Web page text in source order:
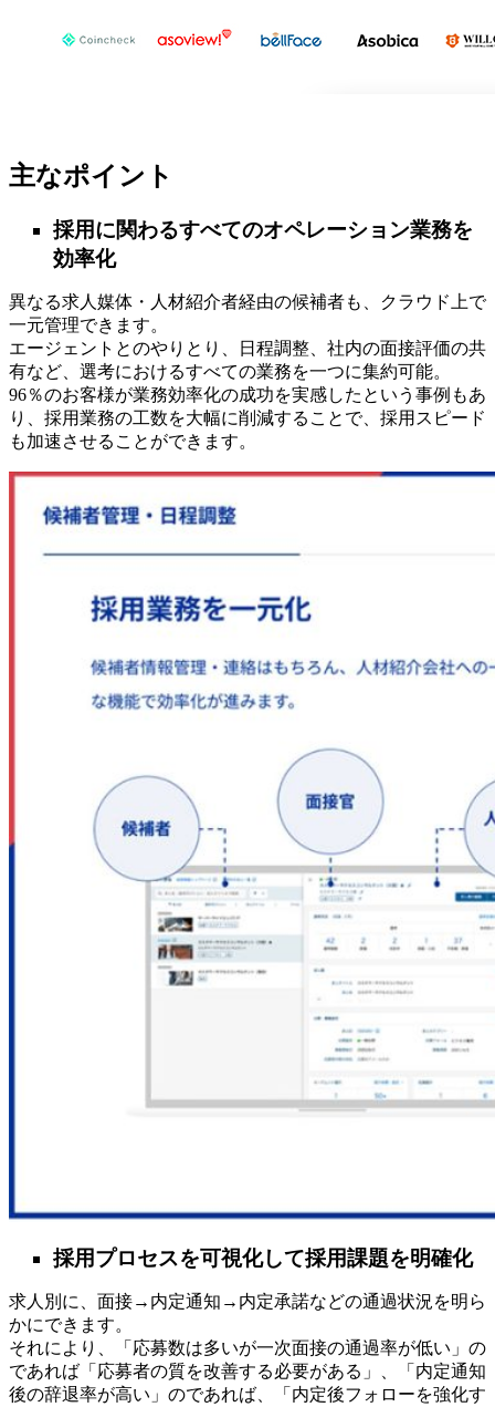
主なポイント
採用に関わるすべてのオペレーション業務を
効率化
異なる求人媒体・人材紹介者経由の候補者も、クラウド上で
一元管理できます。
エージェントとのやりとり、日程調整、社内の面接評価の共
有など、選考におけるすべての業務を一つに集約可能。
96％のお客様が業務効率化の成功を実感したという事例もあ
り、採用業務の工数を大幅に削減することで、採用スピード
も加速させることができます。
採用プロセスを可視化して採用課題を明確化
求人別に、面接→内定通知→内定承諾などの通過状況を明ら
かにできます。
それにより、「応募数は多いが一次面接の通過率が低い」の
であれば「応募者の質を改善する必要がある」、「内定通知
後の辞退率が高い」のであれば、「内定後フォローを強化す